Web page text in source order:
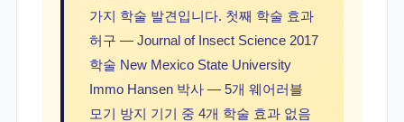
가지 학술 발견입니다. 첫째 학술 효과
허구 — Journal of Insect Science 2017
학술 New Mexico State University
Immo Hansen 박사 — 5개 웨어러블
모기 방지 기기 중 4개 학술 효과 없음